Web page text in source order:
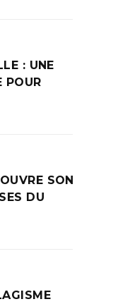
: UNE
POUR
SON
DU